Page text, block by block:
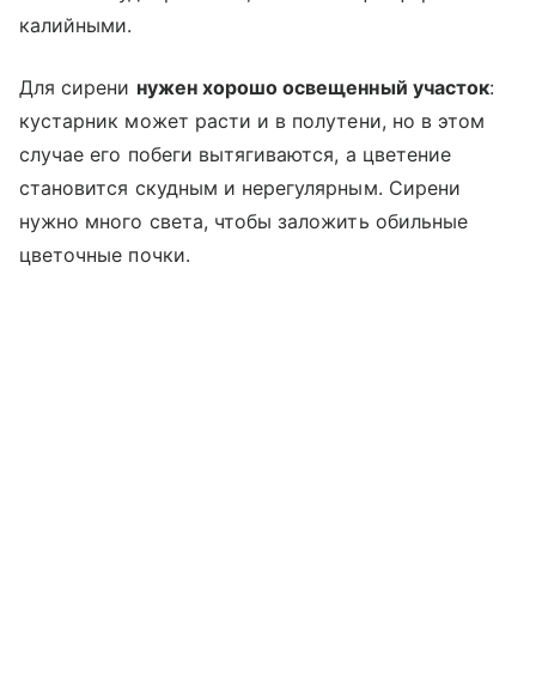
калийными.
Для сирени нужен хорошо освещенный участок:
кустарник может расти и в полутени, но в этом
случае его побеги вытягиваются, а цветение
становится скудным и нерегулярным. Сирени
нужно много света, чтобы заложить обильные
цветочные почки.